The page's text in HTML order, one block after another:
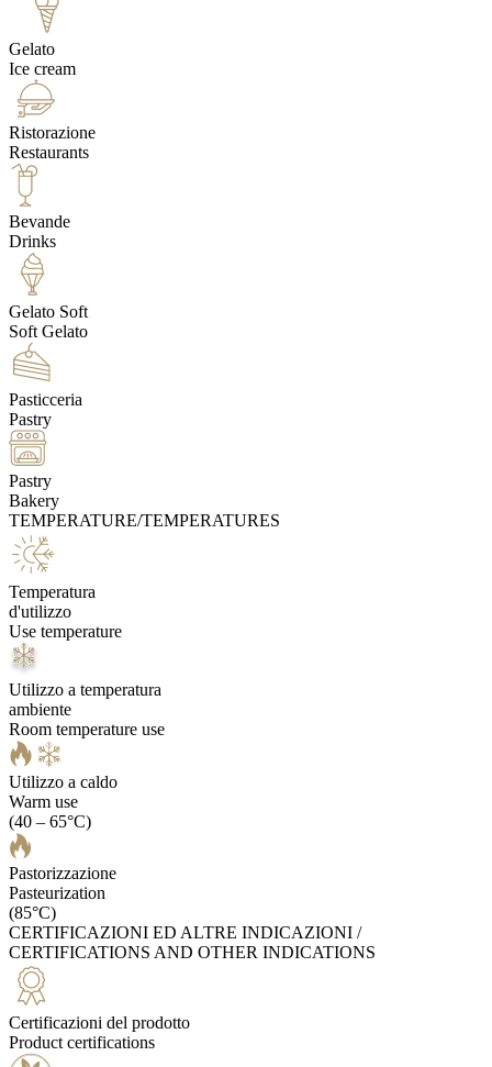
Gelato
Ice cream
Ristorazione
Restaurants
Bevande
Drinks
Gelato Soft
Soft Gelato
Pasticceria
Pastry
Pastry
Bakery
TEMPERATURE/TEMPERATURES
Temperatura
d'utilizzo
Use temperature
Utilizzo a temperatura
ambiente
Room temperature use
Utilizzo a caldo
Warm use
(40 – 65°C)
Pastorizzazione
Pasteurization
(85°C)
CERTIFICAZIONI ED ALTRE INDICAZIONI /
CERTIFICATIONS AND OTHER INDICATIONS
Certificazioni del prodotto
Product certifications